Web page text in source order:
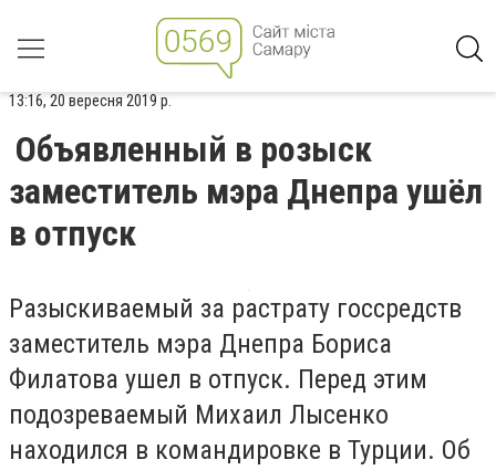
13:16, 20 вересня 2019 р.
Объявленный в розыск
заместитель мэра Днепра ушёл
в отпуск
Разыскиваемый за растрату госсредств
заместитель мэра Днепра Бориса
Филатова ушел в отпуск. Перед этим
подозреваемый Михаил Лысенко
находился в командировке в Турции. Об